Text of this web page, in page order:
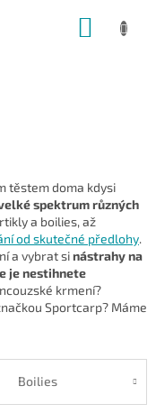
těstem doma kdysi
spektrum různých
a boilies, až
od skutečné předlohy.
a vybrat sinástrahy na
je nestihnete
krmení?
Sportcarp? Máme
Boilies